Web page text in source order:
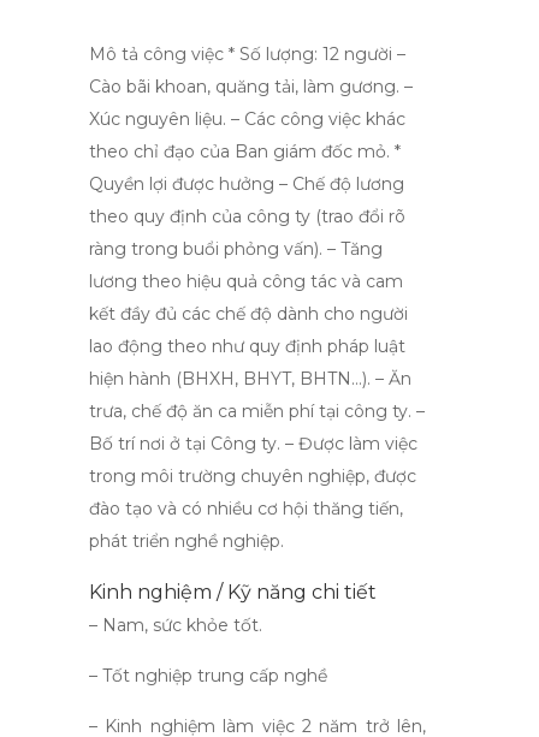
Mô tả công việc * Số lượng: 12 người –
Cào bãi khoan, quăng tải, làm gương. –
Xúc nguyên liệu. – Các công việc khác
theo chỉ đạo của Ban giám đốc mỏ. *
Quyền lợi được hưởng – Chế độ lương
theo quy định của công ty (trao đổi rõ
ràng trong buổi phỏng vấn). – Tăng
lương theo hiệu quả công tác và cam
kết đầy đủ các chế độ dành cho người
lao động theo như quy định pháp luật
hiện hành (BHXH, BHYT, BHTN…). – Ăn
trưa, chế độ ăn ca miễn phí tại công ty. –
Bố trí nơi ở tại Công ty. – Được làm việc
trong môi trường chuyên nghiệp, được
đào tạo và có nhiều cơ hội thăng tiến,
phát triển nghề nghiệp.
Kinh nghiệm / Kỹ năng chi tiết
– Nam, sức khỏe tốt.
– Tốt nghiệp trung cấp nghề
– Kinh nghiệm làm việc 2 năm trở lên,